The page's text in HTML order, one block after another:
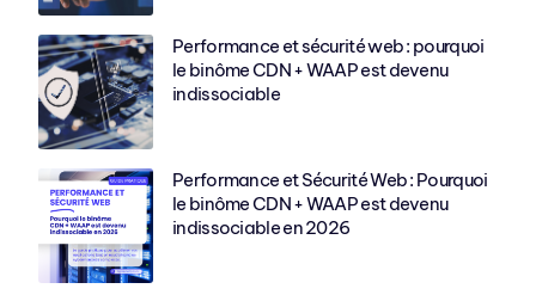
Performance et sécurité web : pourquoi
le binôme CDN + WAAP est devenu
indissociable
Performance et Sécurité Web : Pourquoi
le binôme CDN + WAAP est devenu
indissociable en 2026